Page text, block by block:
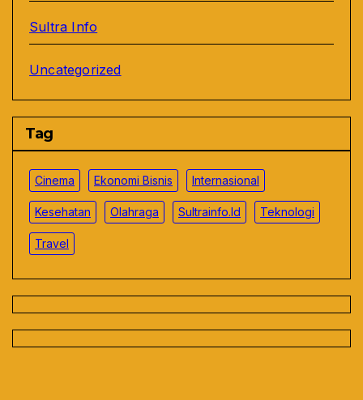
Sultra Info
Uncategorized
Tag
Cinema Ekonomi Bisnis Internasional
Kesehatan Olahraga Sultrainfo.id Teknologi
Travel